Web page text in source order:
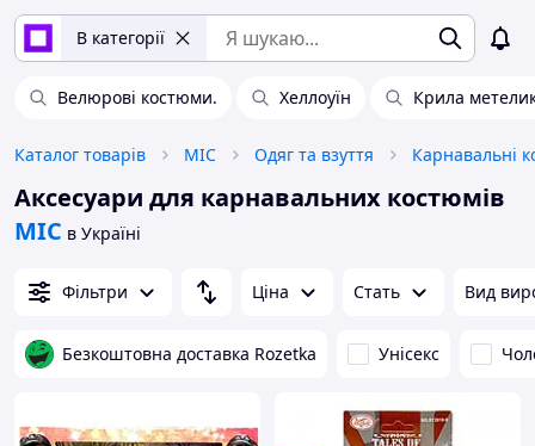
В категорії
Велюрові костюми. Хеллоуїн Крила
Каталог товарів MIC Одяг та взуття Карнавальні
Аксесуари для карнавальних костюмів
MIC в Україні
Фільтри Ціна Стать Вид
Безкоштовна доставка Rozetka Унісекс